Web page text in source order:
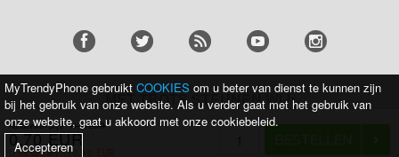
Aanbevolen prijs 11,60 EUR
0,70 EUR
U bespaart10,90 EUR
MET TROTS STEUNEN WIJ:
MyTrendyPhone gebruikt COOKIES om u beter van dienst te kunnen zijn
bij het gebruik van onze website. Als u verder gaat met het gebruik van
onze website, gaat u akkoord met onze cookiebeleid.
Accepteren